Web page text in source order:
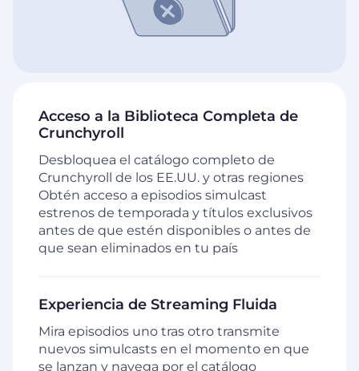
Acceso a la Biblioteca Completa de
Crunchyroll
Desbloquea el catálogo completo de
Crunchyroll de los EE.UU. y otras regiones
Obtén acceso a episodios simulcast
estrenos de temporada y títulos exclusivos
antes de que estén disponibles o antes de
que sean eliminados en tu país
Experiencia de Streaming Fluida
Mira episodios uno tras otro transmite
nuevos simulcasts en el momento en que
se lanzan y navega por el catálogo